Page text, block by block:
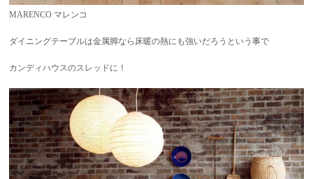
MARENCO マレンコ
ダイニングテーブルは金属脚なら床暖の熱にも強いだろうという事で
カンディハウスのスレッドに！